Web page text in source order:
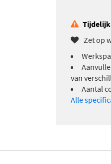
Zet op
van
Aantal
Alle